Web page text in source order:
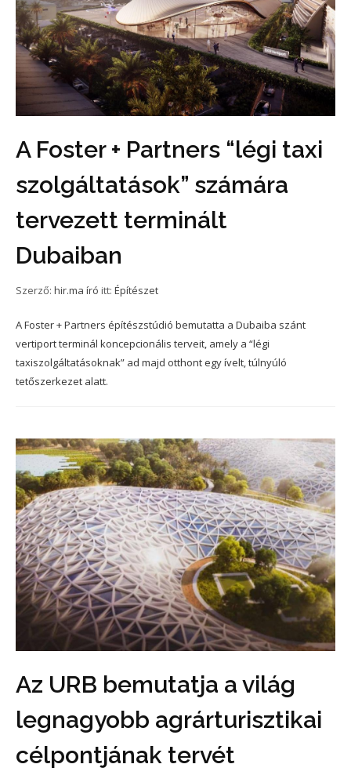
A Foster + Partners “légi taxi
szolgáltatások” számára
tervezett terminált
Dubaiban
Szerző: hir.ma író itt: Építészet
A Foster + Partners építészstúdió bemutatta a Dubaiba szánt
vertiport terminál koncepcionális terveit, amely a “légi
taxiszolgáltatásoknak” ad majd otthont egy ívelt, túlnyúló
tetőszerkezet alatt.
Az URB bemutatja a világ
legnagyobb agrárturisztikai
célpontjának tervét